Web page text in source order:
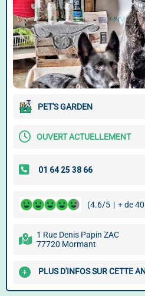
PET'S GARDEN
OUVERT ACTUELLEMENT
(4.6/5 | + de
1 Rue Denis Papin ZAC
77720 Mormant
PLUS D'INFOS SUR CETTE